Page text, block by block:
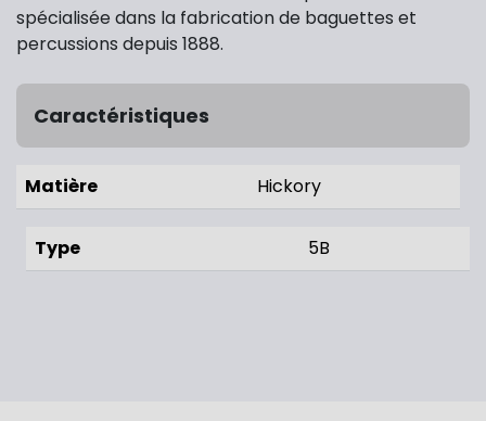
spécialisée dans la fabrication de baguettes et
percussions depuis 1888.
Caractéristiques
Matière Hickory
Type 5B